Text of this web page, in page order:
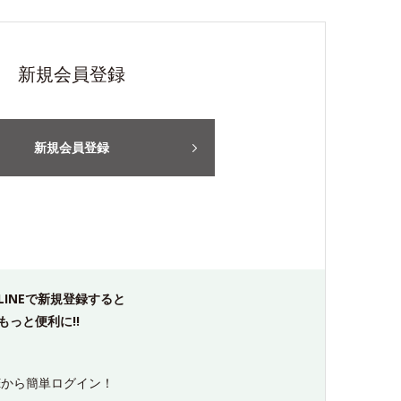
新規会員登録
新規会員登録
で新規登録すると
っと便利に!!
ら簡単ログイン！